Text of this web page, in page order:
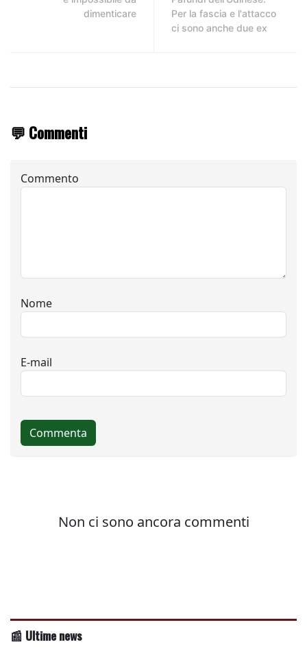
dimenticare
Per la fascia e l'attacco
ci sono anche due ex
💬 Commenti
📰 Ultime news